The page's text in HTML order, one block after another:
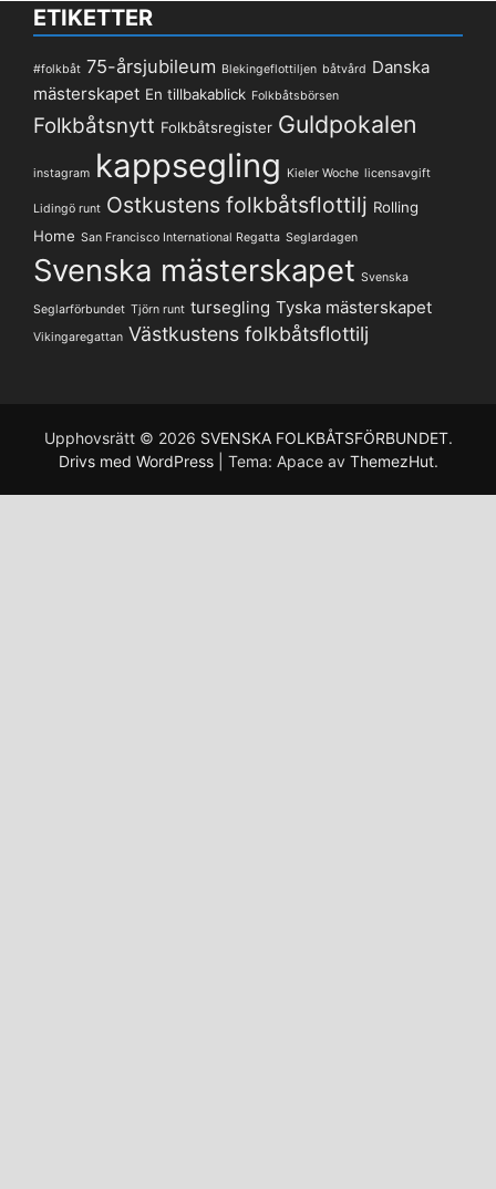
ETIKETTER
#folkbåt 75-årsjubileum Blekingeflottiljen båtvård Danska
mästerskapet En tillbakablick Folkbåtsbörsen
Folkbåtsnytt Folkbåtsregister Guldpokalen
instagram kappsegling Kieler Woche licensavgift
Lidingö runt Ostkustens folkbåtsflottilj Rolling
Home San Francisco International Regatta Seglardagen
Svenska mästerskapet Svenska
Seglarförbundet Tjörn runt tursegling Tyska mästerskapet
Vikingaregattan Västkustens folkbåtsflottilj
Upphovsrätt © 2026 SVENSKA FOLKBÅTSFÖRBUNDET.
Drivs med WordPress
Tema: Apace av ThemezHut.